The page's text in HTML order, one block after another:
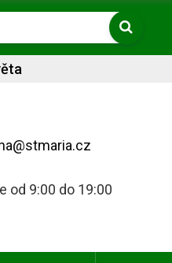
od 9:00 do 19:00